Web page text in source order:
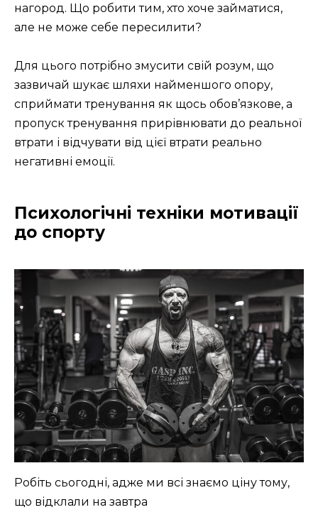
нагород. Що робити тим, хто хоче займатися,
але не може себе пересилити?
Для цього потрібно змусити свій розум, що
зазвичай шукає шляхи найменшого опору,
сприймати тренування як щось обов’язкове, а
пропуск тренування прирівнювати до реальної
втрати і відчувати від цієї втрати реально
негативні емоції.
Психологічні техніки мотивації
до спорту
Робіть сьогодні, адже ми всі знаємо ціну тому,
що відклали на завтра